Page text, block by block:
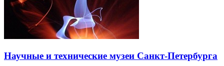
Научные и технические музеи Санкт-Петербурга